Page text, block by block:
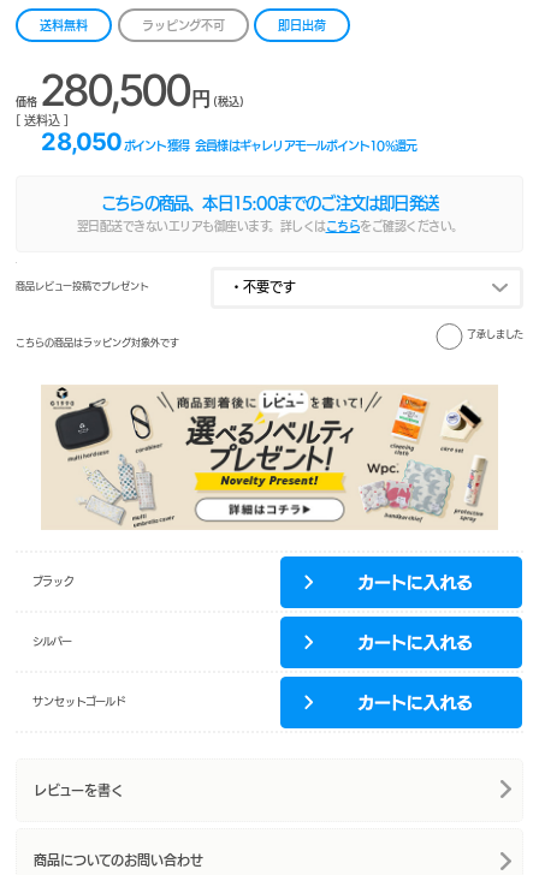
送料無料 ラッピング不可 即日出荷
価格 280,500円 (税込)
[ 送料込 ]
28,050 ポイント獲得 会員様はギャレリアモールポイント10%還元
こちらの商品、本日 15:00までのご注文は即日発送
翌日配送できないエリアも御座います。詳しくは こちらをご確認ください。
商品レビュー投稿でプレゼント
こちらの商品はラッピング対象外です
了承しました
ブラック
シルバー
サンセットゴールド
レビューを書く
商品についてのお問い合わせ